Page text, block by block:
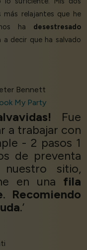
relajantes que he
ha desestresado
a decir que ha salvado
Bennett
My Party
Fue
a trabajar con
- 2 pasos 1
de preventa
sitio,
en una fila
. Recomiendo
.’